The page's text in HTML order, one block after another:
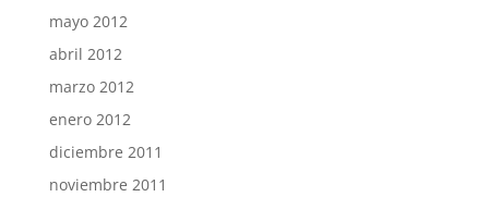
mayo 2012
abril 2012
marzo 2012
enero 2012
diciembre 2011
noviembre 2011